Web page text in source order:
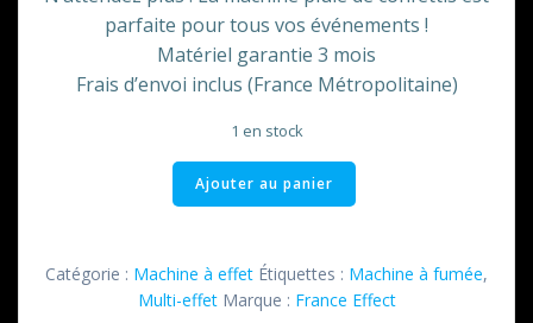
parfaite pour tous vos événements !
Matériel garantie 3 mois
Frais d’envoi inclus (France Métropolitaine)
1 en stock
quantité
de
confetti
Ajouter au panier
Catégorie : Machine à effet Étiquettes : Machine à fumée,
Multi-effet Marque : France Effect